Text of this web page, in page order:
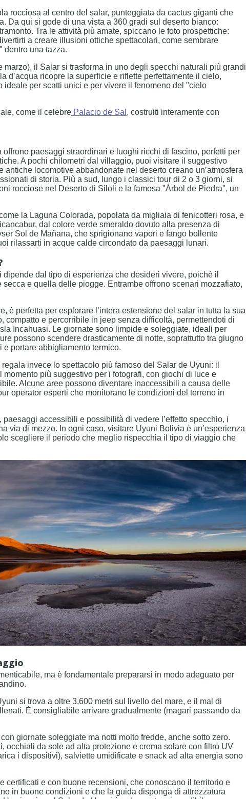
rocciosa al centro del salar, punteggiata da cactus giganti che
Da qui si gode di una vista a 360 gradi sul deserto bianco:
Tra le attività più amate, spiccano le foto prospettiche:
a creare illusioni ottiche spettacolari, come sembrare
dentro una tazza.
il Salar si trasforma in uno degli specchi naturali più grandi
d’acqua ricopre la superficie e riflette perfettamente il cielo,
per scatti unici e per vivere il fenomeno del "cielo
come il celebre Palacio de Sal , costruiti interamente con
paesaggi straordinari e luoghi ricchi di fascino, perfetti per
A pochi chilometri dal villaggio, puoi visitare il suggestivo
antiche locomotive abbandonate nel deserto creano un’atmosfera
di storia. Più a sud, lungo i classici tour di 2 o 3 giorni, si
rocciose nel Deserto di Siloli e la famosa "Árbol de Piedra", un
la Laguna Colorada, popolata da migliaia di fenicotteri rosa, e
dal colore verde smeraldo dovuto alla presenza di
Sol de Mañana, che sprigionano vapori e fango bollente
rilassarti in acque calde circondato da paesaggi lunari.
dal tipo di esperienza che desideri vivere, poiché il
e quella delle piogge. Entrambe offrono scenari mozzafiato,
è perfetta per esplorare l’intera estensione del salar in tutta la sua
compatto e percorribile in jeep senza difficoltà, permettendoti di
Incahuasi. Le giornate sono limpide e soleggiate, ideali per
possono scendere drasticamente di notte, soprattutto tra giugno
portare abbigliamento termico.
invece lo spettacolo più famoso del Salar de Uyuni: il
più suggestivo per i fotografi, con giochi di luce e
Alcune aree possono diventare inaccessibili a causa delle
operator esperti che monitorano le condizioni del terreno in
accessibili e possibilità di vedere l’effetto specchio, i
via di mezzo. In ogni caso, visitare Uyuni Bolivia è un’esperienza
scegliere il periodo che meglio rispecchia il tipo di viaggio che
ma è fondamentale prepararsi in modo adeguato per
si trova a oltre 3.600 metri sul livello del mare, e il mal di
È consigliabile arrivare gradualmente (magari passando da
giornate soleggiate ma notti molto fredde, anche sotto zero.
occhiali da sole ad alta protezione e crema solare con filtro UV
i dispositivi), salviette umidificate e snack ad alta energia sono
certificati e con buone recensioni, che conoscano il territorio e
in buone condizioni e che la guida disponga di attrezzatura